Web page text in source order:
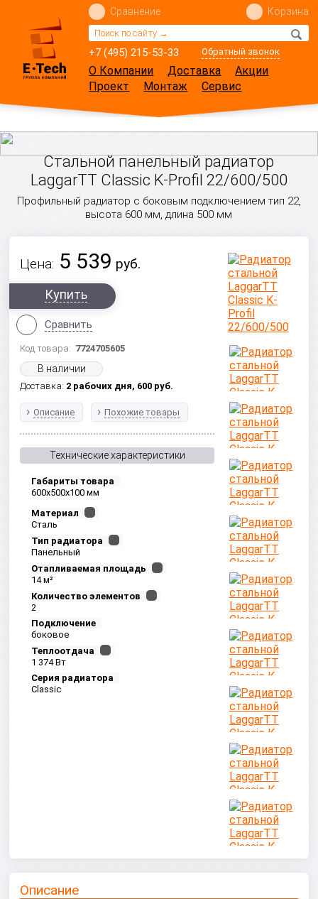
+7 (495) 215-53-33 Обратный звонок
Сравнение Корзина
О Компании Доставка
Акции
Проект
Монтаж Сервис
Стальной панельный радиатор
LaggarTT Classic K-Profil 22/600/500
Профильный радиатор с боковым подключением тип 22,
высота 600 мм, длина 500 мм
Цена: 5 539 руб.
Купить
Сравнить
Код товара: 7724705605
В наличии
Доставка: 2 рабочих дня, 600 руб.
Описание Похожие товары
Технические характеристики
Габариты товара
600x500x100 мм
Материал
Сталь
Тип радиатора
Панельный
Отапливаемая площадь
14 м²
Количество элементов
2
Подключение
боковое
Теплоотдача
1 374 Вт
Серия радиатора
Classic
Описание